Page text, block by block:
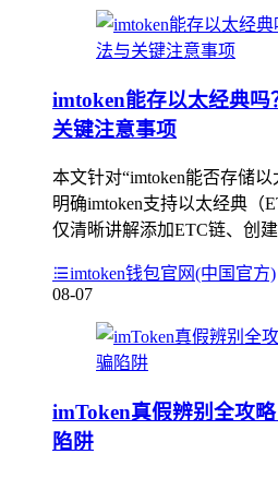
imtoken能存以太经典
关键注意事项
本文针对“imtoken能否存储以
明确imtoken支持以太经典（
仅清晰讲解添加ETC链、创
imtoken钱包官网(中国官方)
08-07
imToken真假辨别全攻
陷阱